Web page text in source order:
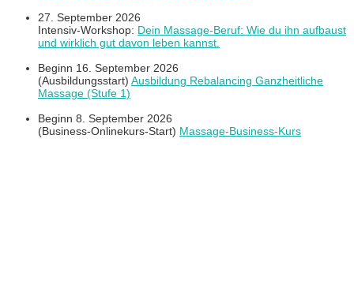
27. September 2026
Intensiv-Workshop: Dein Massage-Beruf: Wie du ihn aufbaust
und wirklich gut davon leben kannst.
Beginn 16. September 2026
(Ausbildungsstart) Ausbildung Rebalancing Ganzheitliche
Massage (Stufe 1)
Beginn 8. September 2026
(Business-Onlinekurs-Start) Massage-Business-Kurs